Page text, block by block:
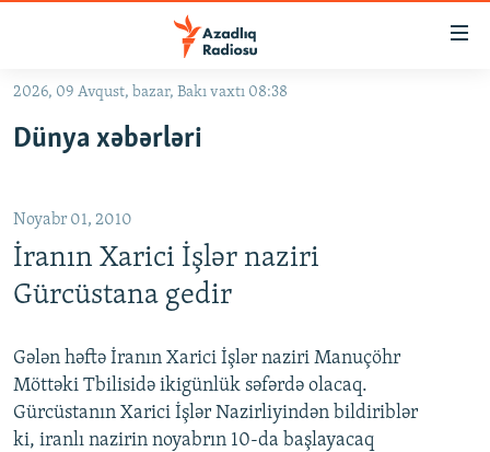
Əsas
qayıt
qayıt
Axtarışa
keç
#İZAHLA
#ƏSLINDƏ
ARAŞDIRMA
MULTIMEDIA
VIDEO
RADIO ARXIV
2026, 09 Avqust, bazar, Bakı vaxtı 08:38
Dünya xəbərləri
Noyabr 01, 2010
İranın Xarici İşlər naziri
Gürcüstana gedir
Gələn həftə İranın Xarici İşlər naziri Manuçöhr
Möttəki Tbilisidə ikigünlük səfərdə olacaq.
Gürcüstanın Xarici İşlər Nazirliyindən bildiriblər
ki, iranlı nazirin noyabrın 10-da başlayacaq